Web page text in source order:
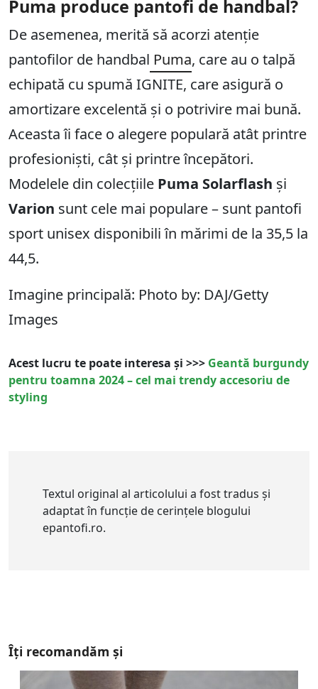
Puma produce pantofi de handbal?
De asemenea, merită să acorzi atenție
pantofilor de handbal Puma, care au o talpă
echipată cu spumă IGNITE, care asigură o
amortizare excelentă și o potrivire mai bună.
Aceasta îi face o alegere populară atât printre
profesioniști, cât și printre începători.
Modelele din colecțiile Puma Solarflash și
Varion sunt cele mai populare – sunt pantofi
sport unisex disponibili în mărimi de la 35,5 la
44,5.
Imagine principală: Photo by: DAJ/Getty
Images
Acest lucru te poate interesa și >>> Geantă burgundy
pentru toamna 2024 – cel mai trendy accesoriu de
styling
Textul original al articolului a fost tradus și
adaptat în funcție de cerințele blogului
epantofi.ro.
Îți recomandăm și